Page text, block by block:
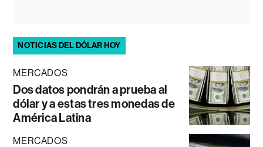
NOTICIAS DEL DÓLAR HOY
MERCADOS
Dos datos pondrán a prueba al
dólar y a estas tres monedas de
América Latina
MERCADOS